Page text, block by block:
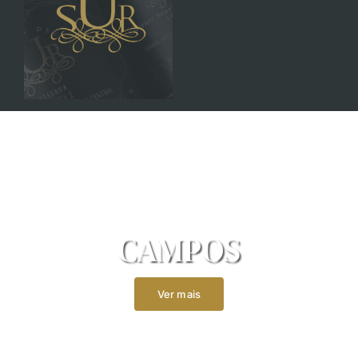
CAMPOS
Ver mais